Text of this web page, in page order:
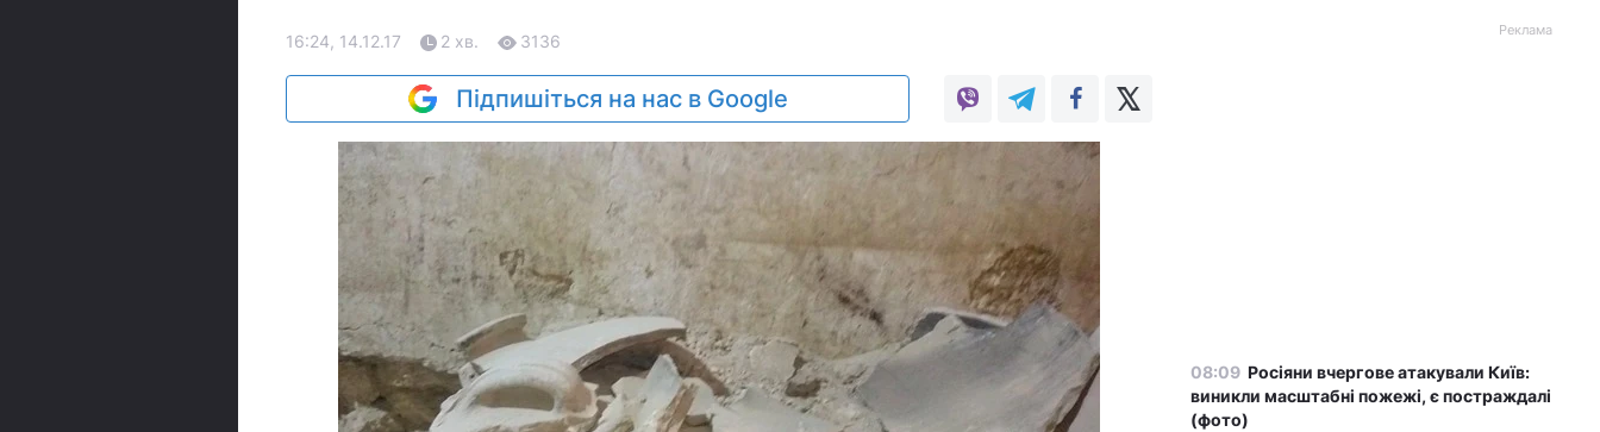
16:24, 14.12.17 2 хв. 3136
Підпишіться на нас в Google
Реклама
08:09 Росіяни вчергове атакували Київ:
виникли масштабні пожежі, є постраждалі
(фото)